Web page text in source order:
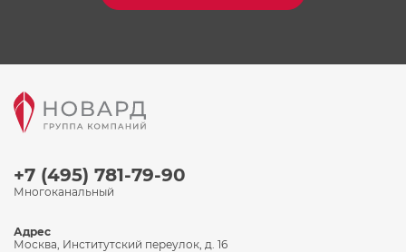
+7 (495) 781-79-90
Многоканальный
Адрес
Москва, Институтский переулок, д. 16